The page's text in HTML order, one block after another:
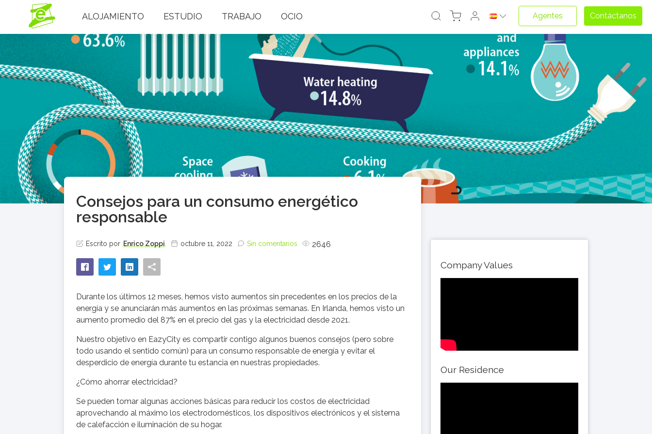
ALOJAMIENTO ESTUDIO TRABAJO OCIO Agentes Contáctanos
Consejos para un consumo energético
responsable
Escrito por Enrico Zoppi octubre 11, 2022 Sin comentarios 2646
Durante los últimos 12 meses, hemos visto aumentos sin precedentes en los precios de la
energía y se anunciarán más aumentos en las próximas semanas. En Irlanda, hemos visto un
aumento promedio del 87% en el precio del gas y la electricidad desde 2021.
Nuestro objetivo en EazyCity es compartir contigo algunos buenos consejos (pero sobre
todo usando el sentido común) para un consumo responsable de energía y evitar el
desperdicio de energía durante tu estancia en nuestras propiedades.
¿Cómo ahorrar electricidad?
Se pueden tomar algunas acciones básicas para reducir los costos de electricidad
aprovechando al máximo los electrodomésticos, los dispositivos electrónicos y el sistema
de calefacción e iluminación de su hogar.
Company Values
Our Residence